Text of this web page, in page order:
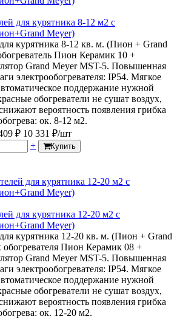
для курятника 8-12 м2 с
Meyer)
курятника 8-12 кв. м. (Пион + Grand
Пион Керамик 10 +
Grand Meyer MST-5. Повышенная
электрообогревателя: IP54. Мягкое
поддержание нужной
обогреватели не сушат воздух,
вероятность появления грибка
ок. 8-12 м2.
₽ 10 331 ₽/шт
+ Купить
для курятника 12-20 м2 с
Meyer)
курятника 12-20 кв. м. (Пион + Grand
Пион Керамик 08 +
Grand Meyer MST-5. Повышенная
электрообогревателя: IP54. Мягкое
поддержание нужной
обогреватели не сушат воздух,
вероятность появления грибка
ок. 12-20 м2.